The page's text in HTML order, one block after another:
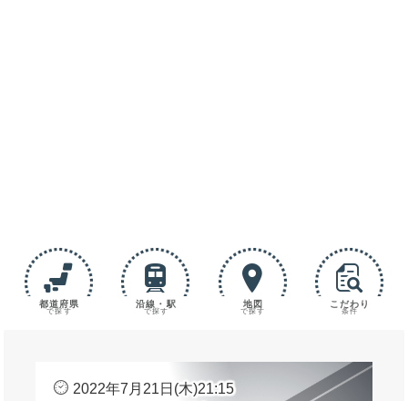
都道府県
で探す
沿線・駅
で探す
地図
で探す
こだわり
条件
2022年7月21日(木)21:15